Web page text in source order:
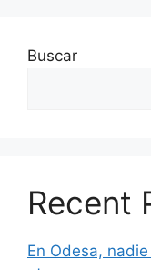
Buscar
Recent
En Odesa,